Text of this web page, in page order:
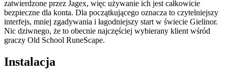
zatwierdzone przez Jagex, więc używanie ich jest całkowicie
bezpieczne dla konta. Dla początkującego oznacza to czytelniejszy
interfejs, mniej zgadywania i łagodniejszy start w świecie Gielinor.
Nic dziwnego, że to obecnie najczęściej wybierany klient wśród
graczy Old School RuneScape.
Instalacja